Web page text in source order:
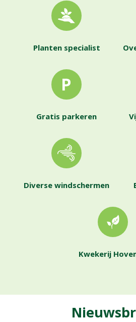
Planten specialist
Gratis parkeren
Diverse windschermen
Kwekerij